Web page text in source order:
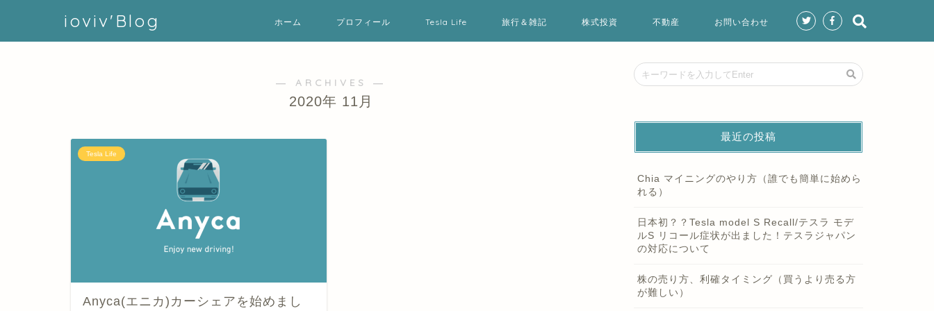
ioviv'Blog ホーム プロフィール Tesla Life 旅行＆雑記 株式投資 不動産 お問い合わせ
― ARCHIVES ―
2020年 11月
Tesla Life
Anyca(エニカ)カーシェアを始めまし
最近の投稿
Chia マイニングのやり方（誰でも簡単に始めら
れる）
日本初？？Tesla model S Recall/テスラ モデ
ルS リコール症状が出ました！テスラジャパン
の対応について
株の売り方、利確タイミング（買うより売る方
が難しい）